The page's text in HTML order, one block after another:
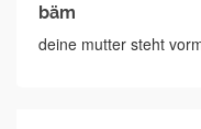
bäm
deine mutter steht